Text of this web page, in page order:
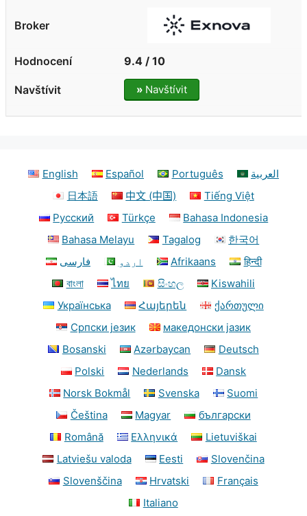
9.4 / 10
»Navštívit
English Español Português
العربية
日本語
中文 (中国)
Tiếng Việt
Русский
Türkçe
Bahasa Indonesia
Bahasa Melayu
Tagalog
한국어
فارسی
اردو Afrikaans
हिन्दी
বাংলা
ไทย සිංහල
Kiswahili
Українська
Հայերեն
ქართული
Српски језик
македонски јазик
Bosanski
Azərbaycan
Deutsch
Polski
Nederlands
Dansk
Norsk Bokmål
Svenska
Suomi
Čeština
Magyar
български
Română
Ελληνικά
Lietuviškai
Latviešu valoda
Eesti
Slovenčina
Slovenščina
Hrvatski
Français
Italiano